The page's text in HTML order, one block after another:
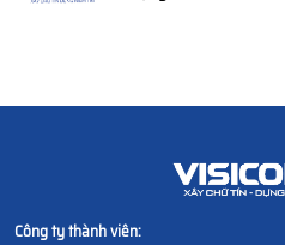
Công ty thành viên: